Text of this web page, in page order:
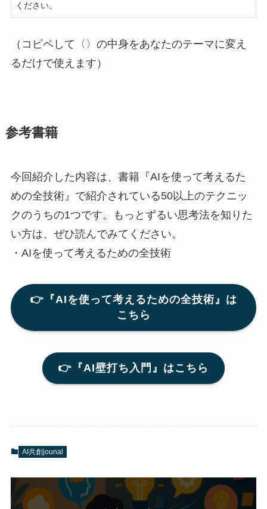
ください。
（コピペして〈〉の中身をあなたのテーマに変え
るだけで使えます）
参考書籍
今回紹介した内容は、書籍『AIを使って考えるた
めの全技術』で紹介されている50以上のテクニッ
クのうちの1つです。もっとずるい思考法を知りた
い方は、ぜひ読んでみてください。
・AIを使って考えるための全技術
👉『AIを使って考えるための全技術』は
こちら
👉『AI壁打ち入門』はこちら
AI共創jounal